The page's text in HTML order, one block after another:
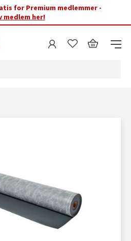
for Premium medlemmer -
medlem her!